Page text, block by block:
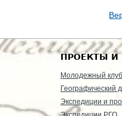
ПРОЕКТЫ И
Молодежный клуб
Географический
Экспедиции и